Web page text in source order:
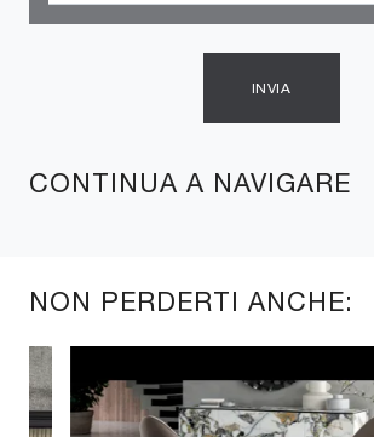
CONTINUA A NAVIGARE
INVIA
NON PERDERTI ANCHE: